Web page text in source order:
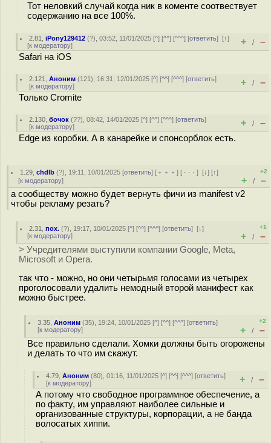
Тот неловкий случай когда ник в коменте соотвествует
содержанию на все 100%.
2.81 ,iPony129412 (?), 03:52, 11/01/2025 [^] [^^] [^^^] [ответить][↑]
[к модератору] + / –
Safari на iOS
2.121 ,Аноним (121), 16:31, 12/01/2025 [^] [^^] [^^^] [ответить]
[к модератору] + / –
Только Cromite
2.130 ,бочок (??), 08:42, 14/01/2025 [^] [^^] [^^^] [ответить]
[к модератору] + / –
Edge из коробки. А в канарейке и спонсорблок есть.
1.29 ,chdlb (?), 19:11, 10/01/2025 [ответить] [ ﹢﹢﹢] [ · · ·][↓] [↑]
[к модератору]
+2
+ / –
а сообществу можно будет вернуть фичи из manifest v2
чтобы рекламу резать?
2.31 ,пох. (?), 19:17, 10/01/2025 [^] [^^] [^^^] [ответить][↓]
[к модератору]
+1
+ / –
> Учредителями выступили компании Google, Meta,
Microsoft и Opera.
так что - можно, но они четырьмя голосами из четырех
проголосовали удалить немодный второй манифест как
можно быстрее.
3.35 ,Аноним (35), 19:24, 10/01/2025 [^] [^^] [^^^] [ответить]
[к модератору]
+2
+ / –
Все правильно сделали. Хомки должны быть огорожены
и делать то что им скажут.
4.79 ,Аноним (80), 01:16, 11/01/2025 [^] [^^] [^^^] [ответить]
[к модератору] + / –
А потому что свободное программное обеспечение, а
по факту, им управляют наиболее сильные и
организованные структуры, корпорации, а не банда
волосатых хиппи.